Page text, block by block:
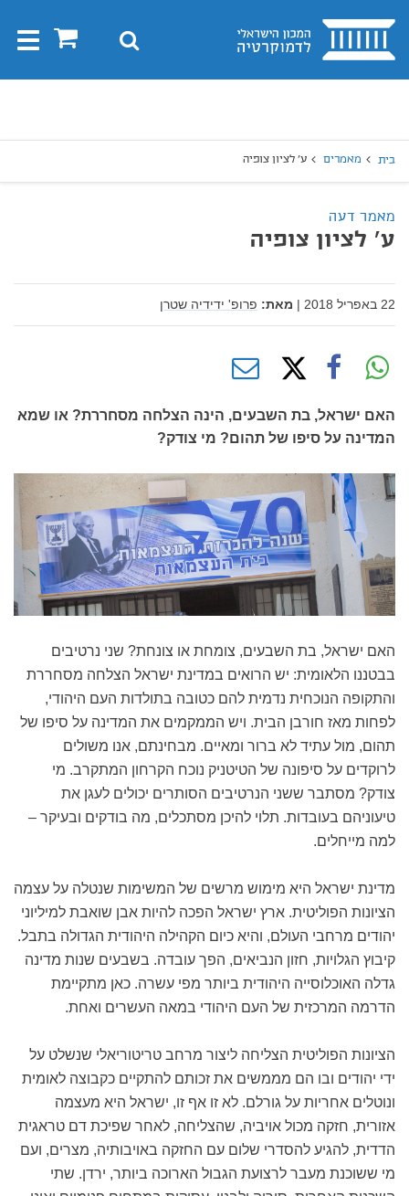
בית 0 חיפוש
בית מאמרים ע' לציון צופיה
מאמר דעה
ע' לציון צופיה
22 באפריל 2018 | מאת: פרופ' ידידיה שטרן
האם ישראל, בת השבעים, הינה הצלחה מסחררת? או שמא
המדינה על סיפו של תהום? מי צודק?
האם ישראל, בת השבעים, צומחת או צונחת? שני נרטיבים
בבטננו הלאומית: יש הרואים במדינת ישראל הצלחה מסחררת
והתקופה הנוכחית נדמית להם כטובה בתולדות העם היהודי,
לפחות מאז חורבן הבית. ויש הממקמים את המדינה על סיפו של
תהום, מול עתיד לא ברור ומאיים. מבחינתם, אנו משולים
לרוקדים על סיפונה של הטיטניק נוכח הקרחון המתקרב. מי
צודק? מסתבר ששני הנרטיבים הסותרים יכולים לעגן את
טיעוניהם בעובדות. תלוי להיכן מסתכלים, מה בודקים ובעיקר –
למה מייחלים.
מדינת ישראל היא מימוש מרשים של המשימות שנטלה על עצמה
הציונות הפוליטית. ארץ ישראל הפכה להיות אבן שואבת למיליוני
יהודים מרחבי העולם, והיא כיום הקהילה היהודית הגדולה בתבל.
קיבוץ הגלויות, חזון הנביאים, הפך עובדה. בשבעים שנות מדינה
גדלה האוכלוסייה היהודית ביותר מפי עשרה. כאן מתקיימת
הדרמה המרכזית של העם היהודי במאה העשרים ואחת.
הציונות הפוליטית הצליחה ליצור מרחב טריטוריאלי שנשלט על
ידי יהודים ובו הם מממשים את זכותם להתקיים כקבוצה לאומית
ונוטלים אחריות על גורלם. לא זו אף זו, ישראל היא מעצמה
אזורית, חזקה מכול אויביה, שהצליחה, לאחר שפיכת דם טראגית
הדדית, להגיע להסדרי שלום עם החזקה באויבותיה, מצרים, ועם
מי ששוכנת מעבר לרצועת הגבול הארוכה ביותר, ירדן. שתי